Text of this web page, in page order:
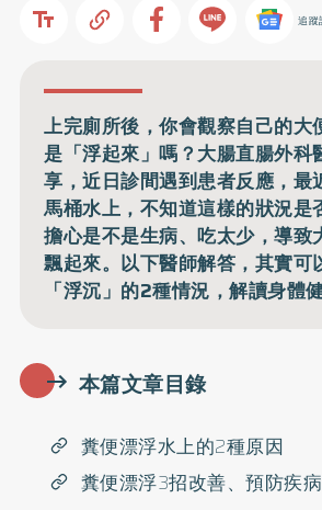
追蹤
上完廁所後，你會觀察自己的大
是「浮起來」嗎？大腸直腸外科
享，近日診間遇到患者反應，最
馬桶水上，不知道這樣的狀況是
擔心是不是生病、吃太少，導致
飄起來。以下醫師解答，其實可
「浮沉」的2種情況，解讀身體
本篇文章目錄
糞便漂浮水上的2種原因
糞便漂浮3招改善、預防疾病